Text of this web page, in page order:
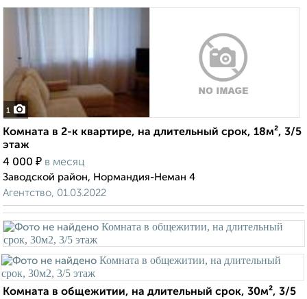
1
Комната в 2-к квартире, на длительный срок, 18м², 3/5
этаж
4 000 ₽ в месяц
Заводской район, Нормандия-Неман 4
Агентство, 01.03.2022
Комната в общежитии, на длительный срок, 30м², 3/5